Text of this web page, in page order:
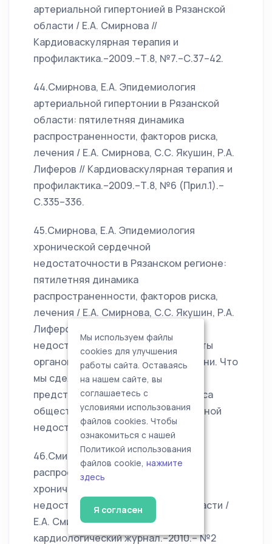
артериальной гипертонией в Рязанской
области / Е.А. Смирнова //
Кардиоваскулярная терапия и
профилактика.–2009.–Т.8, №7.–С.37–42.
44.Смирнова, Е.А. Эпидемиология
артериальной гипертонии в Рязанской
области: пятилетняя динамика
распространенности, факторов риска,
лечения / Е.А. Смирнова, С.С. Якушин, Р.А.
Лиферов // Кардиоваскулярная терапия и
профилактика.–2009.–Т.8, №6 (Прил.1).–
С.335–336.
45.Смирнова, Е.А. Эпидемиология
хронической сердечной
недостаточности в Рязанском регионе:
пятилетняя динамика
распространенности, факторов риска,
лечения / Е.А. Смирнова, С.С. Якушин, Р.А.
Лиферов и др. // Сердечная
недостаточность – 2009 «От защиты
органов мишеней к продлению жизни. Что
мы сделали за 10 лет и что нам
предстоит»: Материалы IV конгресса
общества специалистов по сердечной
недостаточности.– М., 2009.– С.27.
46.Смирнова, Е.А. Изучение
распространенности и этиологии
хронической сердечной
недостаточности в Рязанской области /
Е.А. Смирнова // Российский
кардиологический журнал.–2010.– №2
Мы используем файлы
cookies для улучшения
работы сайта. Оставаясь
на нашем сайте, вы
соглашаетесь с
условиями использования
файлов cookies. Чтобы
ознакомиться с нашей
Политикой использования
файлов cookie, нажмите
здесь
Я согласен